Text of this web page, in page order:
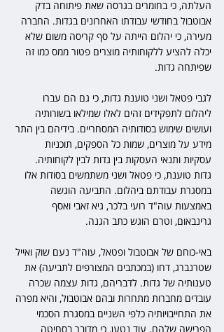
העלתה, כי בחומרים בגרסה שאת פיתוחה בדק
אבוטבול בחודשי עבודתו האחרונים בגדות. החברה
מעירה, כי יהלום הייתה על סף קריסה משום שלא
יכלה להציע ללקוחותיה מוצרים פטור ממס כמו זה
שפיתחה גדות.
לגבי פטאל ושני טוענת גדות, כי גם הם עברו
ליהלום לתפקידים זהים לאלו שמילאו בשורותיה
ועושים שימוש בסודותיה המסחריים. בידיהם בין התר
מידע על מוצרים, שמות כל הספקים, תוכניות
עסקיות ותנאי העסקות בין גדות לבין לקוחותיה.
גדות טוענת, כי פטאל ושני משתמשים בסודות אלו
במסגרת עבודתם ביהלום. התביעה הוגשה
באמצעות עוה"ד רועי בלכר, גיא זאבי ואסף
גרינבאום, וטרם הוגש כתב הגנה.
באי-כוחם של אבוטבול ופטאל, עוה"ד נעם שוק ואייל
שטרנברג, דחו (במכתבים המצורפים לתביעה) את
טענותיה של גדות. לדבריהם, גדות עצמה שכרה
עובדים מחברות מתחרות ובהם אבוטבול, והיא מפרה
את התחייבויותיה כלפי השניים במסגרת הסכמי
הפרישה שלהם. עוד נטען, כי מדובר בסחיטה